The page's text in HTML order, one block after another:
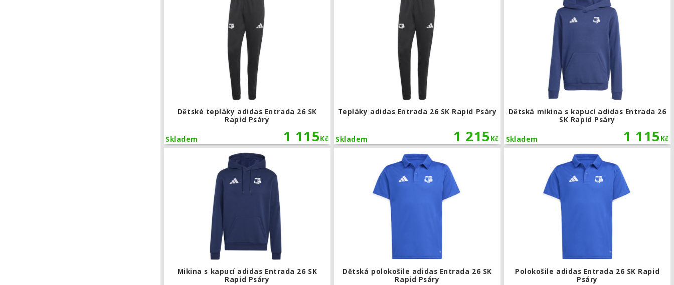
Dětské tepláky adidas Entrada 26 SK
Rapid Psáry
1 115Kč
Skladem
Tepláky adidas Entrada 26 SK Rapid Psáry
1 215Kč
Skladem
Dětská mikina s kapucí adidas Entrada 26
SK Rapid Psáry
1 115Kč
Skladem
Mikina s kapucí adidas Entrada 26 SK
Rapid Psáry
Mikina s kapucí adidas Entrada 26 SK Rapid Psáry
Dětská polokošile adidas Entrada 26 SK
Rapid Psáry
Dětská polokošile adidas Entrada 26 SK Rapid Psáry
Polokošile adidas Entrada 26 SK Rapid
Psáry